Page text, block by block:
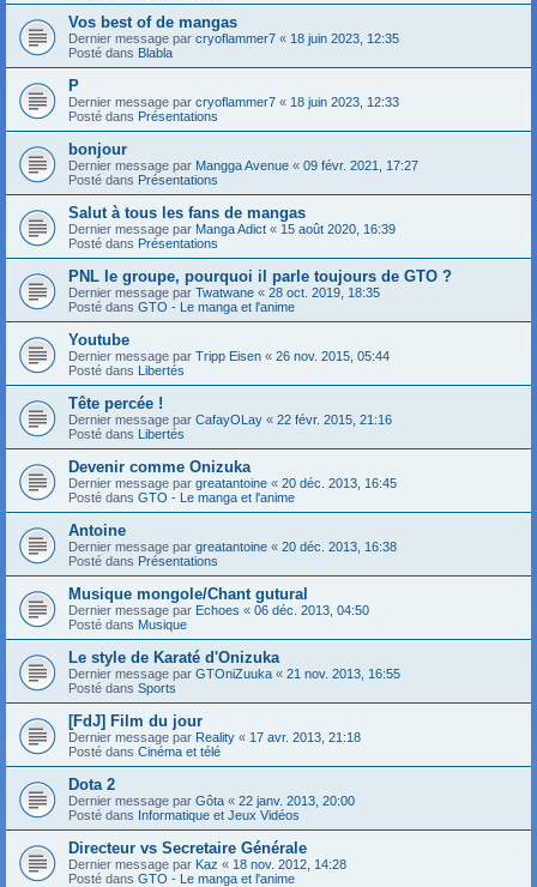
Vos best of de mangas
Dernier message par cryoflammer7 « 18 juin 2023, 12:35
Posté dans Blabla
P
Dernier message par cryoflammer7 « 18 juin 2023, 12:33
Posté dans Présentations
bonjour
Dernier message par Mangga Avenue « 09 févr. 2021, 17:27
Posté dans Présentations
Salut à tous les fans de mangas
Dernier message par Manga Adict « 15 août 2020, 16:39
Posté dans Présentations
PNL le groupe, pourquoi il parle toujours de GTO ?
Dernier message par Twatwane « 28 oct. 2019, 18:35
Posté dans GTO - Le manga et l'anime
Youtube
Dernier message par Tripp Eisen « 26 nov. 2015, 05:44
Posté dans Libertés
Tête percée !
Dernier message par CafayOLay « 22 févr. 2015, 21:16
Posté dans Libertés
Devenir comme Onizuka
Dernier message par greatantoine « 20 déc. 2013, 16:45
Posté dans GTO - Le manga et l'anime
Antoine
Dernier message par greatantoine « 20 déc. 2013, 16:38
Posté dans Présentations
Musique mongole/Chant gutural
Dernier message par Echoes « 06 déc. 2013, 04:50
Posté dans Musique
Le style de Karaté d'Onizuka
Dernier message par GTOniZuuka « 21 nov. 2013, 16:55
Posté dans Sports
[FdJ] Film du jour
Dernier message par Reality « 17 avr. 2013, 21:18
Posté dans Cinéma et télé
Dota 2
Dernier message par Gôta « 22 janv. 2013, 20:00
Posté dans Informatique et Jeux Vidéos
Directeur vs Secretaire Générale
Dernier message par Kaz « 18 nov. 2012, 14:28
Posté dans GTO - Le manga et l'anime